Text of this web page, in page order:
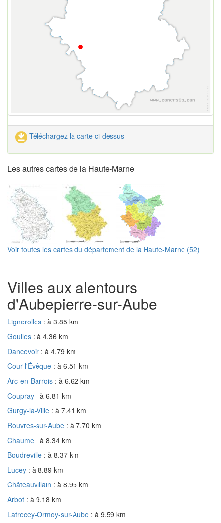
Téléchargez la carte ci-dessus
Les autres cartes de la Haute-Marne
Voir toutes les cartes du département de la Haute-Marne (52)
Villes aux alentours
d'Aubepierre-sur-Aube
Lignerolles : à 3.85 km
Goulles : à 4.36 km
Dancevoir : à 4.79 km
Cour-l'Évêque : à 6.51 km
Arc-en-Barrois : à 6.62 km
Coupray : à 6.81 km
Gurgy-la-Ville : à 7.41 km
Rouvres-sur-Aube : à 7.70 km
Chaume : à 8.34 km
Boudreville : à 8.37 km
Lucey : à 8.89 km
Châteauvillain : à 8.95 km
Arbot : à 9.18 km
Latrecey-Ormoy-sur-Aube : à 9.59 km